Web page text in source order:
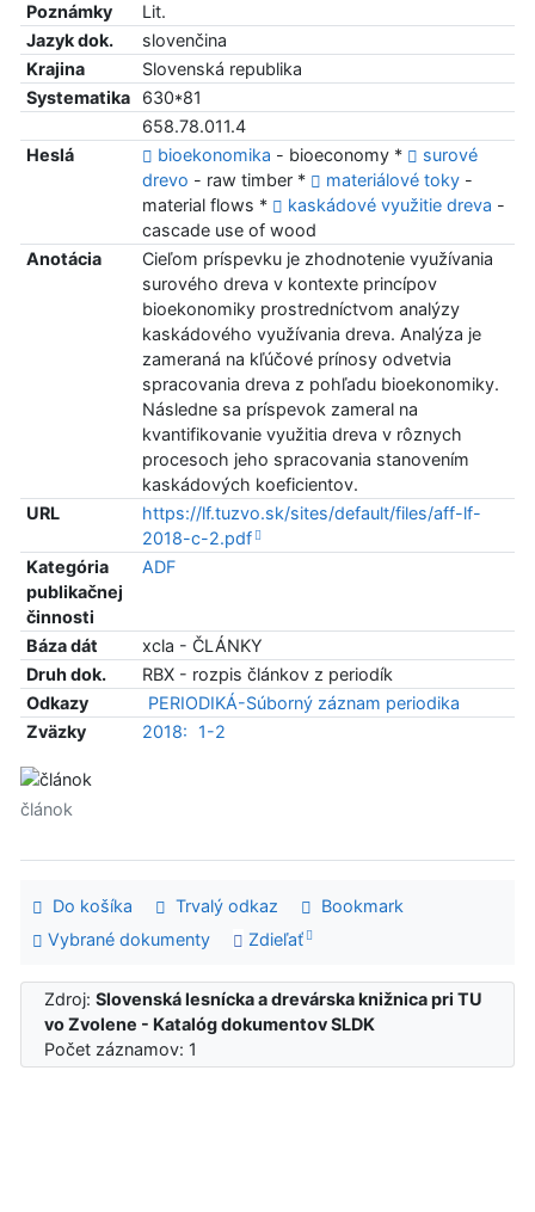
Poznámky
Lit.
Jazyk dok.
slovenčina
Krajina
Slovenská republika
Systematika
630*81
658.78.011.4
Heslá
bioekonomika - bioeconomy *
surové
drevo - raw timber * materiálové toky-
material flows *
kaskádové využitie dreva -
cascade use of wood
Anotácia
Cieľom príspevku je zhodnotenie využívania
surového dreva v kontexte princípov
bioekonomiky prostredníctvom analýzy
kaskádového využívania dreva. Analýza je
zameraná na kľúčové prínosy odvetvia
spracovania dreva z pohľadu bioekonomiky.
Následne sa príspevok zameral na
kvantifikovanie využitia dreva v rôznych
procesoch jeho spracovania stanovením
kaskádových koeficientov.
URL
https://lf.tuzvo.sk/sites/default/files/aff-lf-
2018-c-2.pdf
Kategória
publikačnej
činnosti
ADF
Báza dát
xcla - ČLÁNKY
Druh dok.
RBX - rozpis článkov z periodík
Odkazy
PERIODIKÁ-Súborný záznam periodika
Zväzky
2018: 1-2
článok
Do košíka Trvalý odkaz
Bookmark
Vybrané dokumenty
Zdieľať
Zdroj:Slovenská lesnícka a drevárska knižnica pri TU
vo Zvolene - Katalóg dokumentov SLDK
Počet záznamov: 1